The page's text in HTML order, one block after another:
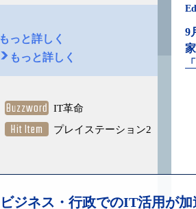
もっと詳しく
もっと詳しく
Buzzword IT革命
Hit Item プレイステーション2
9
ビジネス・行政でのIT活用が